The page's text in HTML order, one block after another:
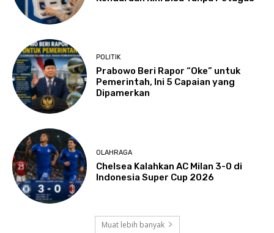
POLITIK
Prabowo Beri Rapor “Oke” untuk
Pemerintah, Ini 5 Capaian yang
Dipamerkan
OLAHRAGA
Chelsea Kalahkan AC Milan 3-0 di
Indonesia Super Cup 2026
Muat lebih banyak